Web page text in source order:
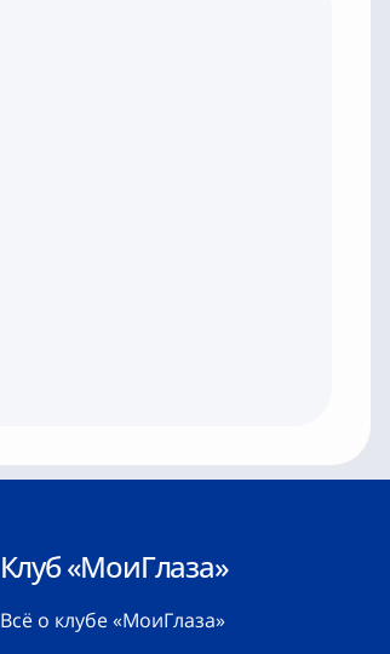
Клуб «МоиГлаза»
Всё о клубе «МоиГлаза»